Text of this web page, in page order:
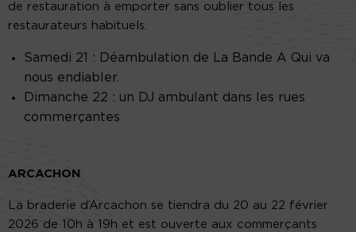
de restauration à emporter sans oublier tous les
restaurateurs habituels.
Samedi 21 : Déambulation de La Bande A Qui va
nous endiabler.
Dimanche 22 : un DJ ambulant dans les rues
commerçantes
ARCACHON
La braderie d’Arcachon se tiendra du 20 au 22 février
2026 de 10h à 19h et est ouverte aux commerçants